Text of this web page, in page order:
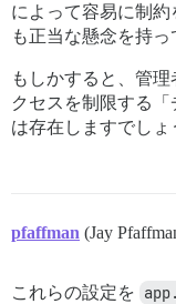
によって容易に制
も正当な懸念を持っ
もしかすると、管
クセスを制限する
は存在しますでしょ
pfaffman (Jay
これらの設定を